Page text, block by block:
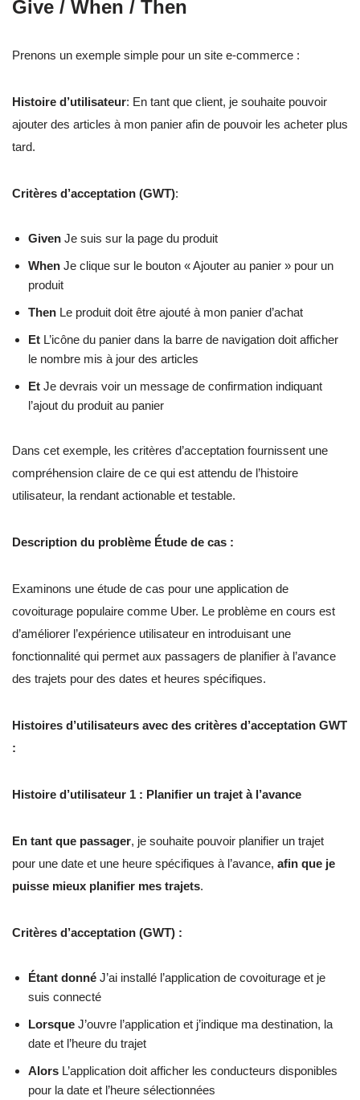
Give / When / Then
Prenons un exemple simple pour un site e-commerce :
Histoire d’utilisateur: En tant que client, je souhaite pouvoir
ajouter des articles à mon panier afin de pouvoir les acheter plus
tard.
Critères d’acceptation (GWT):
Given Je suis sur la page du produit
When Je clique sur le bouton « Ajouter au panier » pour un
produit
Then Le produit doit être ajouté à mon panier d’achat
Et L’icône du panier dans la barre de navigation doit afficher
le nombre mis à jour des articles
Et Je devrais voir un message de confirmation indiquant
l’ajout du produit au panier
Dans cet exemple, les critères d’acceptation fournissent une
compréhension claire de ce qui est attendu de l’histoire
utilisateur, la rendant actionable et testable.
Description du problème Étude de cas :
Examinons une étude de cas pour une application de
covoiturage populaire comme Uber. Le problème en cours est
d’améliorer l’expérience utilisateur en introduisant une
fonctionnalité qui permet aux passagers de planifier à l’avance
des trajets pour des dates et heures spécifiques.
Histoires d’utilisateurs avec des critères d’acceptation GWT
:
Histoire d’utilisateur 1 : Planifier un trajet à l’avance
En tant que passager, je souhaite pouvoir planifier un trajet
pour une date et une heure spécifiques à l’avance, afin que je
puisse mieux planifier mes trajets.
Critères d’acceptation (GWT) :
Étant donné J’ai installé l’application de covoiturage et je
suis connecté
Lorsque J’ouvre l’application et j’indique ma destination, la
date et l’heure du trajet
Alors L’application doit afficher les conducteurs disponibles
pour la date et l’heure sélectionnées